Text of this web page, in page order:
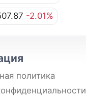
-2.01%
политика